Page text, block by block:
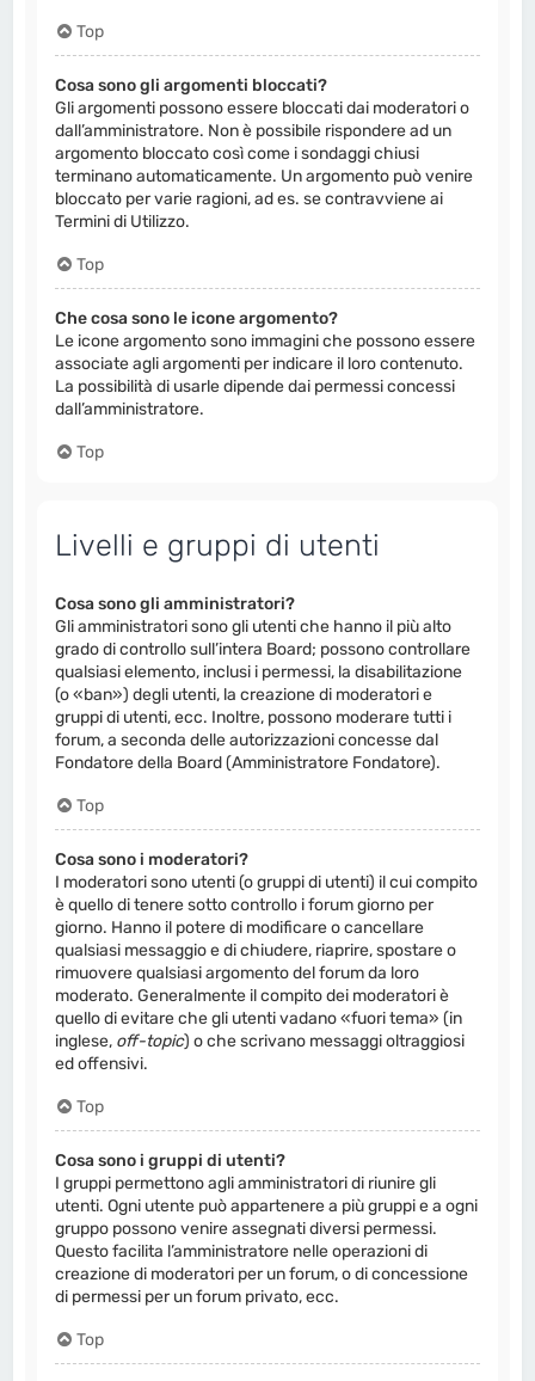
Top
Cosa sono gli argomenti bloccati?
Gli argomenti possono essere bloccati dai moderatori o
dall’amministratore. Non è possibile rispondere ad un
argomento bloccato così come i sondaggi chiusi
terminano automaticamente. Un argomento può venire
bloccato per varie ragioni, ad es. se contravviene ai
Termini di Utilizzo.
Top
Che cosa sono le icone argomento?
Le icone argomento sono immagini che possono essere
associate agli argomenti per indicare il loro contenuto.
La possibilità di usarle dipende dai permessi concessi
dall’amministratore.
Top
Livelli e gruppi di utenti
Cosa sono gli amministratori?
Gli amministratori sono gli utenti che hanno il più alto
grado di controllo sull’intera Board; possono controllare
qualsiasi elemento, inclusi i permessi, la disabilitazione
(o «ban») degli utenti, la creazione di moderatori e
gruppi di utenti, ecc. Inoltre, possono moderare tutti i
forum, a seconda delle autorizzazioni concesse dal
Fondatore della Board (Amministratore Fondatore).
Top
Cosa sono i moderatori?
I moderatori sono utenti (o gruppi di utenti) il cui compito
è quello di tenere sotto controllo i forum giorno per
giorno. Hanno il potere di modificare o cancellare
qualsiasi messaggio e di chiudere, riaprire, spostare o
rimuovere qualsiasi argomento del forum da loro
moderato. Generalmente il compito dei moderatori è
quello di evitare che gli utenti vadano «fuori tema» (in
inglese, off-topic) o che scrivano messaggi oltraggiosi
ed offensivi.
Top
Cosa sono i gruppi di utenti?
I gruppi permettono agli amministratori di riunire gli
utenti. Ogni utente può appartenere a più gruppi e a ogni
gruppo possono venire assegnati diversi permessi.
Questo facilita l’amministratore nelle operazioni di
creazione di moderatori per un forum, o di concessione
di permessi per un forum privato, ecc.
Top